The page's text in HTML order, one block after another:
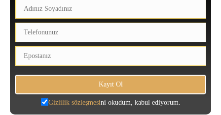
Gizlilik sözleşmesini okudum, kabul ediyorum.